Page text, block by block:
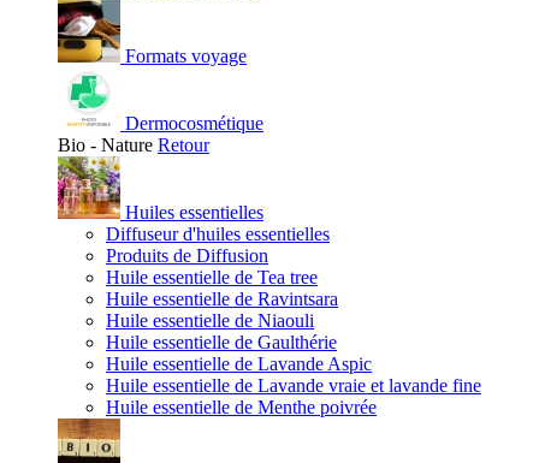
Formats voyage
Dermocosmétique
Bio - Nature Retour
Huiles essentielles
Diffuseur d'huiles essentielles
Produits de Diffusion
Huile essentielle de Tea tree
Huile essentielle de Ravintsara
Huile essentielle de Niaouli
Huile essentielle de Gaulthérie
Huile essentielle de Lavande Aspic
Huile essentielle de Lavande vraie et lavande fine
Huile essentielle de Menthe poivrée